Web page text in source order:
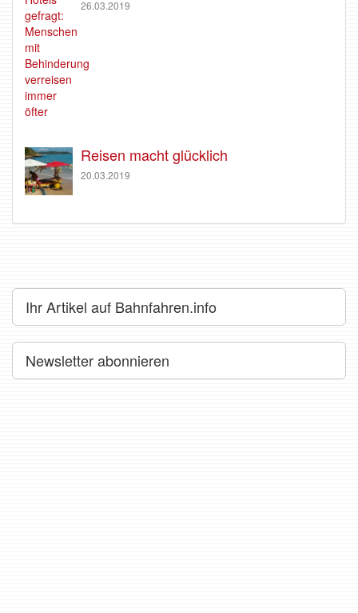
26.03.2019
Reisen macht glücklich
20.03.2019
Ihr Artikel auf Bahnfahren.info
Newsletter abonnieren